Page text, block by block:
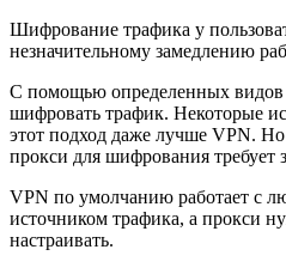
Шифрование трафика у
незначительному замедлению
С помощью определенных
шифровать трафик. Некоторые
этот подход даже лучше VPN.
прокси для шифрования требует
VPN по умолчанию работает с
источником трафика, а прокси
настраивать.